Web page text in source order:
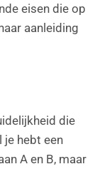
eisen die op
aanleiding
die
je hebt een
A en B, maar